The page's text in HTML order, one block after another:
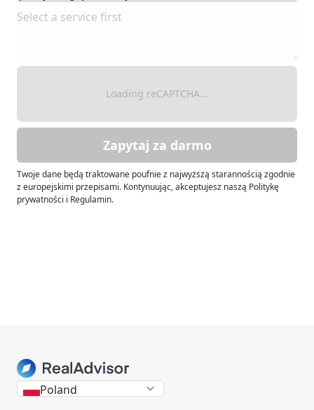
Loading reCAPTCHA...
Zapytaj za darmo
Twoje dane będą traktowane poufnie z najwyższą starannością zgodnie
z europejskimi przepisami. Kontynuując, akceptujesz naszą Politykę
prywatności i Regulamin.
Poland